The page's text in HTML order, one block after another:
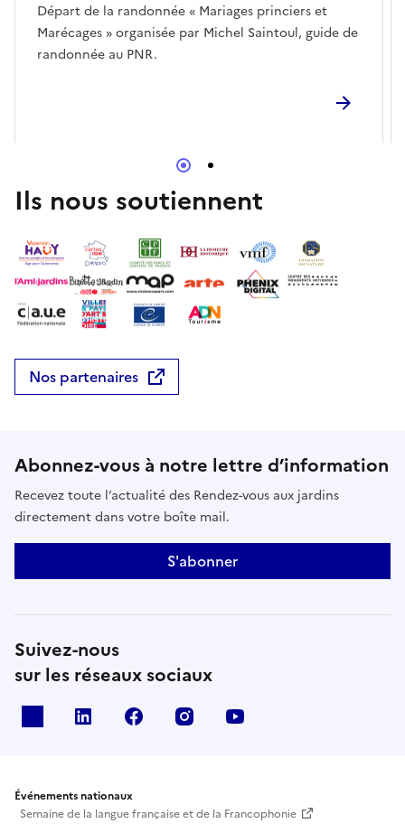
Départ de la randonnée « Mariages princiers et
Marécages » organisée par Michel Saintoul, guide de
randonnée au PNR.
Ils nous soutiennent
Nos partenaires
Abonnez-vous à notre lettre d’information
Recevez toute l’actualité des Rendez-vous aux jardins
directement dans votre boîte mail.
S'abonner
Suivez-nous
sur les réseaux sociaux
Linkedin Facebook Instagram
Événements nationaux
Semaine de la langue française et de la Francophonie